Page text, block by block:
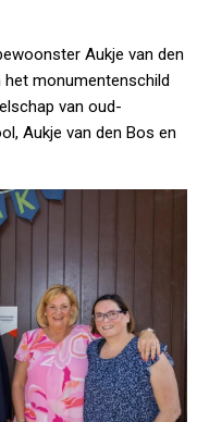
Aukje van den
het monumentenschild
van oud-
Aukje van den Bos en